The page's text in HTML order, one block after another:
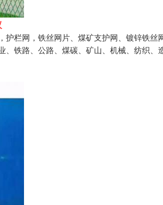
栏网，铁丝网片、煤矿支护网、镀锌铁
铁路、公路、煤碳、矿山、机械、纺织